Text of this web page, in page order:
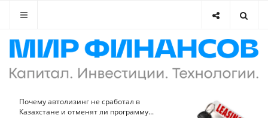
Почему автолизинг не сработал в
Казахстане и отменят ли программу...